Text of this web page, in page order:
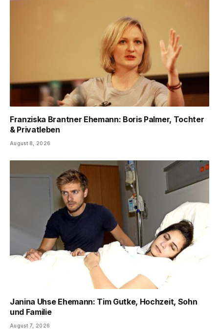
Franziska Brantner Ehemann: Boris Palmer, Tochter
& Privatleben
August 8, 2026
Janina Uhse Ehemann: Tim Gutke, Hochzeit, Sohn
und Familie
August 7, 2026